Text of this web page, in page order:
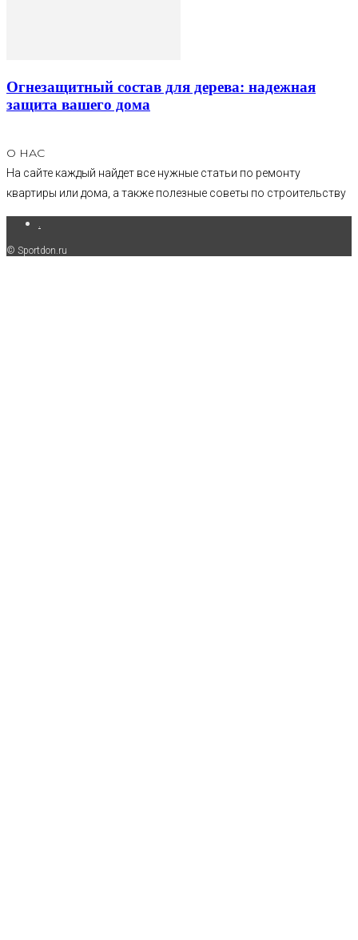
Огнезащитный состав для дерева: надежная
защита вашего дома
О НАС
На сайте каждый найдет все нужные статьи по ремонту
квартиры или дома, а также полезные советы по строительству
© Sportdon.ru